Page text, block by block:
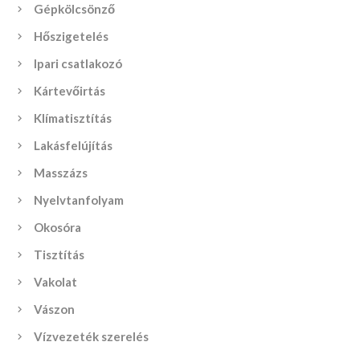
Gépkölcsönző
Hőszigetelés
Ipari csatlakozó
Kártevőirtás
Klímatisztítás
Lakásfelújítás
Masszázs
Nyelvtanfolyam
Okosóra
Tisztítás
Vakolat
Vászon
Vízvezeték szerelés